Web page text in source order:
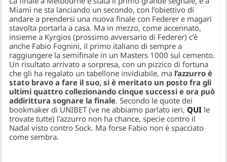
Miami ne sta lanciando un secondo, con l’obiettivo di
andare a prendersi una nuova finale con Federer e magari
stavolta portarla a casa. Ma in mezzo, come accennato,
insieme a Kyrgios (prossimo avversario di Federer) c’è
anche Fabio Fognini, il primo italiano di sempre a
raggiungere la semifinale in un Masters 1000 sul cemento.
Un risultato arrivato a sorpresa, con un pizzico di fortuna
che gli ha regalato un tabellone invidiabile, ma l’azzurro è
stato bravo a fare il suo, si è meritato un posto fra gli
ultimi quattro collezionando cinque successi e ora può
addirittura sognare la finale. Secondo le quote dei
bookmaker di UNIBET (ve ne abbiamo parlato ieri,QUI le
trovate tutte) l’azzurro non ha chance, specie contro il
Nadal visto contro Sock. Ma forse Fabio non è spacciato
come sembra.